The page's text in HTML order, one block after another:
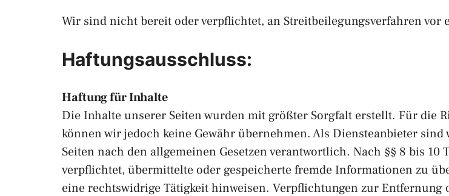
Wir sind nicht bereit oder verpflichtet, an Streitbeilegungsverfahren
Haftungsausschluss:
Haftung für Inhalte
Die Inhalte unserer Seiten wurden mit größter Sorgfalt erstellt. Für die
können wir jedoch keine Gewähr übernehmen. Als Diensteanbieter sind
Seiten nach den allgemeinen Gesetzen verantwortlich. Nach §§ 8 bis
verpflichtet, übermittelte oder gespeicherte fremde Informationen zu
eine rechtswidrige Tätigkeit hinweisen. Verpflichtungen zur